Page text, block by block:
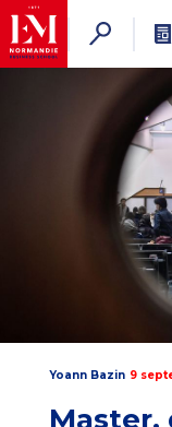
Yoann Bazin 9
Master,